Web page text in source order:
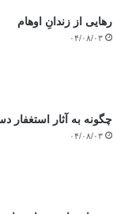
رهایی از زندانِ اوهام
۰۴/۰۸/۰۳
چگونه به آثار استغفار
۰۴/۰۸/۰۳